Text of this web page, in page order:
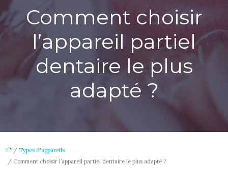
Comment choisir
l’appareil partiel
dentaire le plus
adapté ?
/ Types d'appareils
/ Comment choisir l’appareil partiel dentaire le plus adapté ?